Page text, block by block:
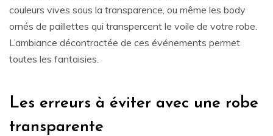
couleurs vives sous la transparence, ou même les body
ornés de paillettes qui transpercent le voile de votre robe.
L’ambiance décontractée de ces événements permet
toutes les fantaisies.
Les erreurs à éviter avec une robe
transparente